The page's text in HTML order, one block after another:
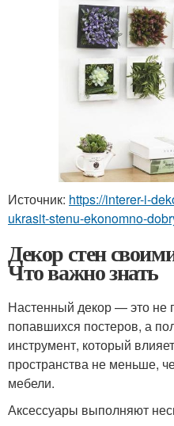
Источник: https://interer-i-
ukrasit-stenu-ekonomno-
Декор стен
Что важно знать
Настенный декор — это не
попавшихся постеров, а
инструмент, который
пространства не меньше,
мебели.
Аксессуары выполняют